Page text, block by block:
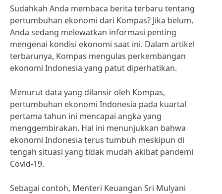
Sudahkah Anda membaca berita terbaru tentang
pertumbuhan ekonomi dari Kompas? Jika belum,
Anda sedang melewatkan informasi penting
mengenai kondisi ekonomi saat ini. Dalam artikel
terbarunya, Kompas mengulas perkembangan
ekonomi Indonesia yang patut diperhatikan.
Menurut data yang dilansir oleh Kompas,
pertumbuhan ekonomi Indonesia pada kuartal
pertama tahun ini mencapai angka yang
menggembirakan. Hal ini menunjukkan bahwa
ekonomi Indonesia terus tumbuh meskipun di
tengah situasi yang tidak mudah akibat pandemi
Covid-19.
Sebagai contoh, Menteri Keuangan Sri Mulyani